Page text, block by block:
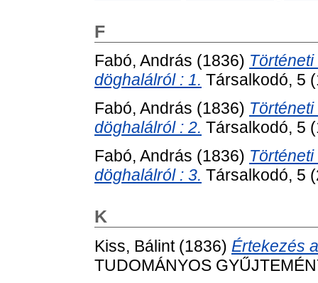
F
Fabó, András (1836)
döghalálról : 1. Társalkodó, 5
Fabó, András (1836)
döghalálról : 2. Társalkodó, 5
Fabó, András (1836)
döghalálról : 3. Társalkodó, 5
K
Kiss, Bálint(1836) Értekezés
TUDOMÁNYOS